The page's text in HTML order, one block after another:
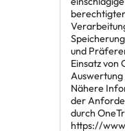
und
Einsatz von
Auswertung
Nähere
der
durch
https://